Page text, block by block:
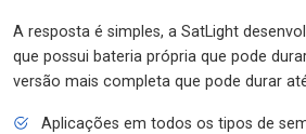
A resposta é simples, a SatLight
que possui bateria própria que pode
versão mais completa que pode durar
Aplicações em todos os tipos de